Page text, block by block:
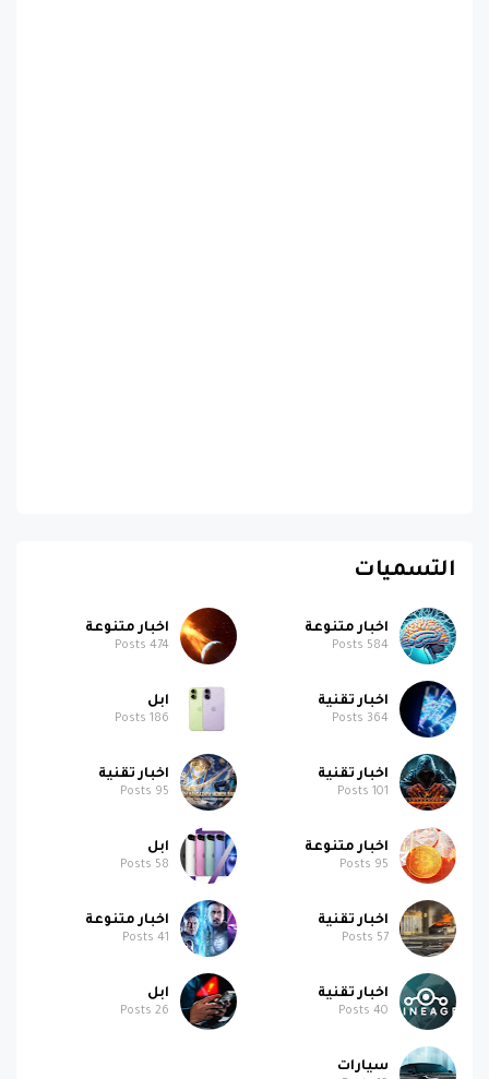
التسميات
اخبار متنوعة
584
اخبار متنوعة
474
اخبار تقنية
364
ابل
186
اخبار تقنية
101
اخبار تقنية
95
اخبار متنوعة
95
ابل
58
اخبار تقنية
57
اخبار متنوعة
41
اخبار تقنية
40
ابل
26
سيارات